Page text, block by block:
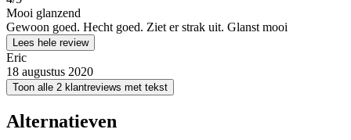
Mooi glanzend
Gewoon goed. Hecht goed. Ziet er strak uit. Glanst mooi
Lees hele review
Eric
18 augustus 2020
Toon alle 2 klantreviews met tekst
Alternatieven